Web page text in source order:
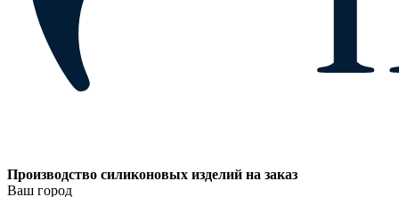
Производство силиконовых изделий на заказ
Ваш город